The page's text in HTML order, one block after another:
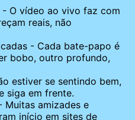
O vídeo ao vivo faz com
reais, não
- Cada bate-papo é
bobo, outro profundo,
estiver se sentindo bem,
siga em frente.
Muitas amizades e
início em sites de